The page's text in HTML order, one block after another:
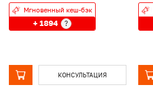
Мгновенный кеш-бэк
+ 1894 ?
КОНСУЛЬТАЦИЯ